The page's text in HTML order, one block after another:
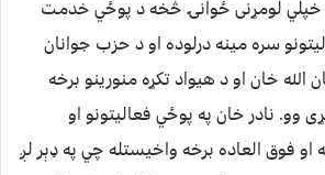
خپلي لومړنی ځوانۍ څخه د پوځي خدمت
سره مینه درلوده او د حزب جوانان
الله خان او د هیواد تکړه منورینو برخه
وو. نادر خان په پوځي فعالیتونو او
او فوق العاده برخه واخیستله چي په ډېر لږ